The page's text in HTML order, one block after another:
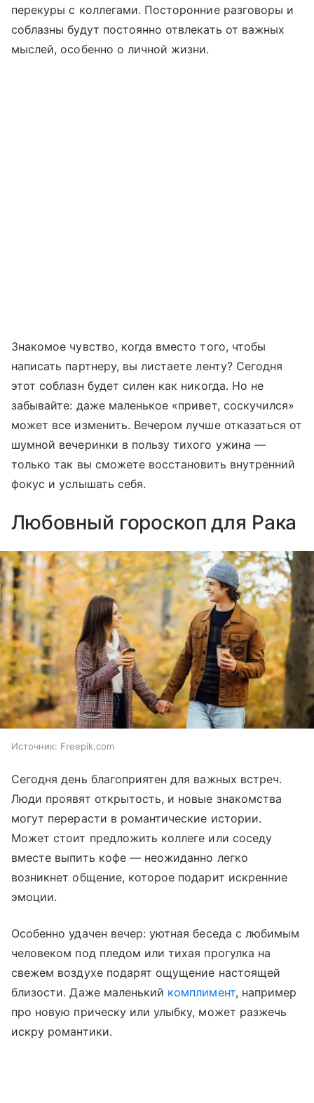
перекуры с коллегами. Посторонние разговоры и
соблазны будут постоянно отвлекать от важных
мыслей, особенно о личной жизни.
Знакомое чувство, когда вместо того, чтобы
написать партнеру, вы листаете ленту? Сегодня
этот соблазн будет силен как никогда. Но не
забывайте: даже маленькое «привет, соскучился»
может все изменить. Вечером лучше отказаться от
шумной вечеринки в пользу тихого ужина —
только так вы сможете восстановить внутренний
фокус и услышать себя.
Любовный гороскоп для Рака
Источник: Freepik.com
Сегодня день благоприятен для важных встреч.
Люди проявят открытость, и новые знакомства
могут перерасти в романтические истории.
Может стоит предложить коллеге или соседу
вместе выпить кофе — неожиданно легко
возникнет общение, которое подарит искренние
эмоции.
Особенно удачен вечер: уютная беседа с любимым
человеком под пледом или тихая прогулка на
свежем воздухе подарят ощущение настоящей
близости. Даже маленький комплимент, например
про новую прическу или улыбку, может разжечь
искру романтики.